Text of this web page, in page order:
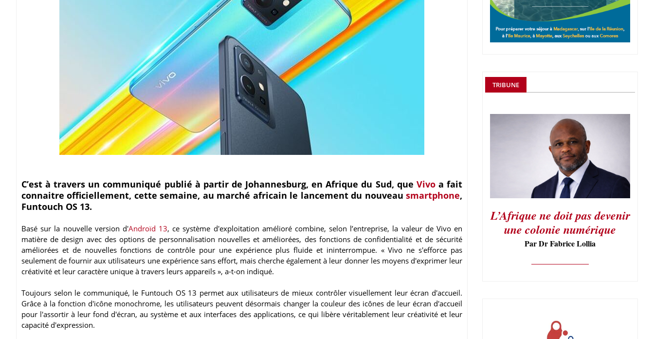
C’est à travers un communiqué publié à partir de Johannesburg, en Afrique du Sud, que Vivoa fait
connaitre officiellement, cette semaine, au marché africain le lancement du nouveau smartphone,
Funtouch OS 13.
Basé sur la nouvelle version d'Androïd 13, ce système d'exploitation amélioré combine, selon l’entreprise, la valeur de Vivo en
matière de design avec des options de personnalisation nouvelles et améliorées, des fonctions de confidentialité et de sécurité
améliorées et de nouvelles fonctions de contrôle pour une expérience plus fluide et ininterrompue. « Vivo ne s'efforce pas
seulement de fournir aux utilisateurs une expérience sans effort, mais cherche également à leur donner les moyens d'exprimer leur
créativité et leur caractère unique à travers leurs appareils », a-t-on indiqué.
Toujours selon le communiqué, le Funtouch OS 13 permet aux utilisateurs de mieux contrôler visuellement leur écran d'accueil.
Grâce à la fonction d'icône monochrome, les utilisateurs peuvent désormais changer la couleur des icônes de leur écran d'accueil
pour l'assortir à leur fond d'écran, au système et aux interfaces des applications, ce qui libère véritablement leur créativité et leur
capacité d'expression.
TRIBUNE
L’Afrique ne doit pas devenir
une colonie numérique
Par Dr Fabrice Lollia